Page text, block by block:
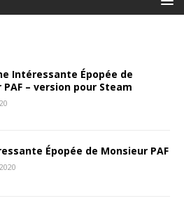
Intéressante Épopée de
PAF – version pour Steam
Épopée de Monsieur PAF